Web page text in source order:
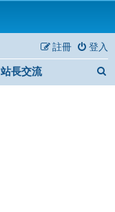
登入
註冊
站長交流